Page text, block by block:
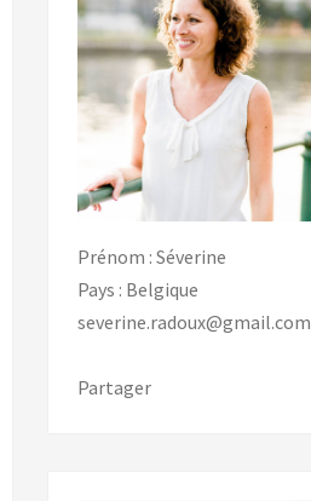
Prénom : Séverine
Pays : Belgique
severine.radoux@gmail.com
Partager